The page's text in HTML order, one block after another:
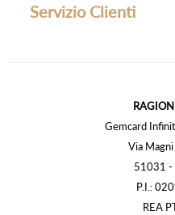
Servizio Clienti
Gemcard
Via
51031 -
P.I.:
REA